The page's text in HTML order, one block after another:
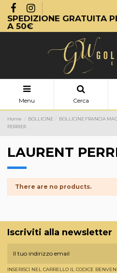
SPEDIZIONE GRATUITA
A 50€
Menu Cerca
Home BOLLICINE BOLLICINE FRANCIA
PERRIER
LAURENT
There are no products.
Iscriviti alla newsletter
INSERISCI NEL CARRELLO IL CODICE